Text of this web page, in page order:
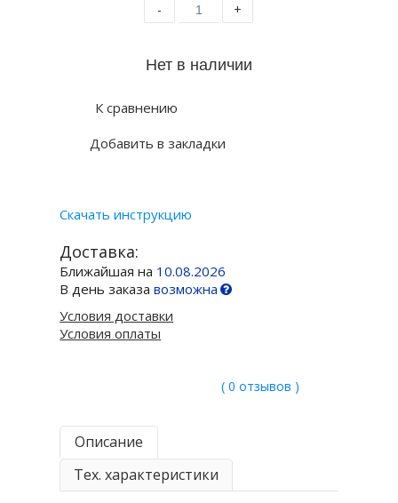
- +
К сравнению
Добавить в закладки
Скачать инструкцию
Доставка:
Ближайшая на 10.08.2026
В день заказавозможна
Условия доставки
Условия оплаты
( 0 отзывов )
Описание
Тех. характеристики